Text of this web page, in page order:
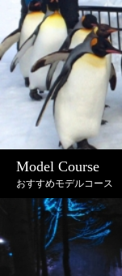
Model Course
おすすめモデルコース